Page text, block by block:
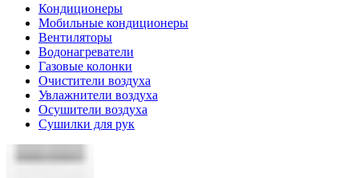
Кондиционеры
Мобильные кондиционеры
Вентиляторы
Водонагреватели
Газовые колонки
Очистители воздуха
Увлажнители воздуха
Осушители воздуха
Сушилки для рук